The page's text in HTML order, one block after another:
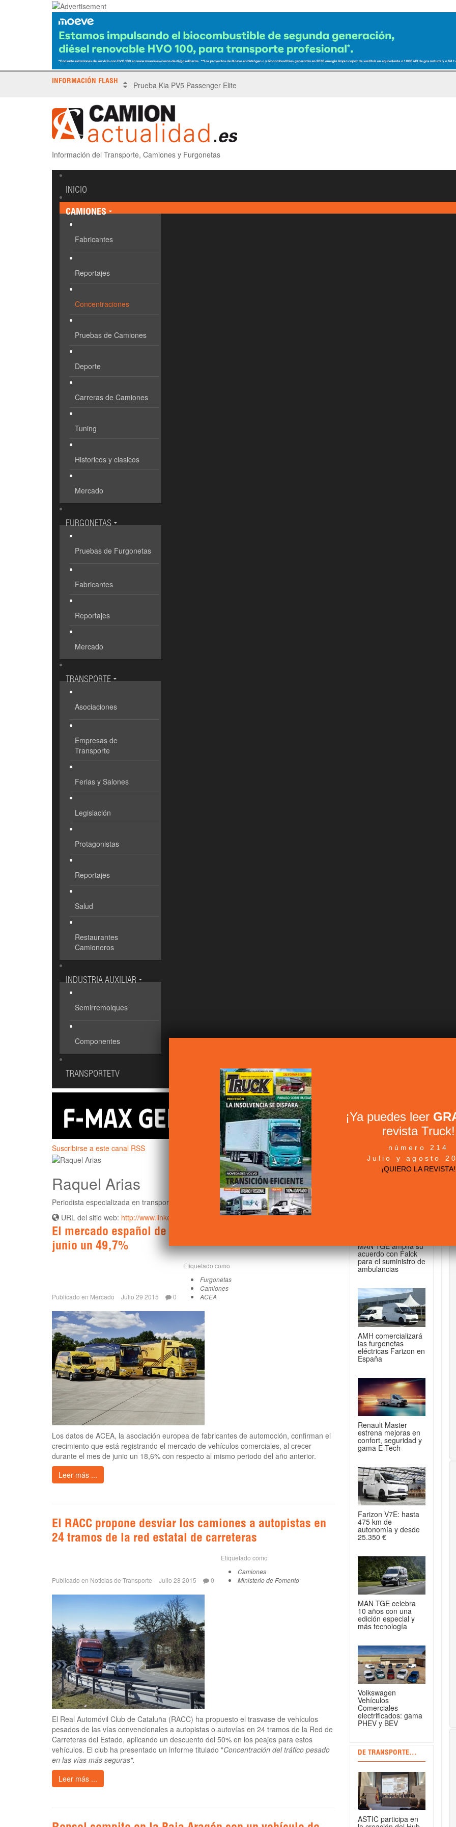
INFORMACIÓN FLASH X Tronada Almería | Encuentro del Pegaso Troner
Información del Transporte, Camiones y Furgonetas
INICIO
CAMIONES
Fabricantes
Reportajes
Concentraciones
Pruebas de Camiones
Deporte
Carreras de Camiones
Tuning
Historicos y clasicos
Mercado
FURGONETAS
Pruebas de Furgonetas
Fabricantes
Reportajes
Mercado
TRANSPORTE
Asociaciones
Empresas de
Transporte
Ferias y Salones
Legislación
Protagonistas
Reportajes
Salud
Restaurantes
Camioneros
INDUSTRIA AUXILIAR
Semirremolques
Componentes
TRANSPORTETV
Suscribirse a este canal RSS
Raquel Arias
Periodista especializada en transporte.
URL del sitio web: http://www.linkedin.com/pub/raquel-arias/6/b8a/8aa
El mercado español de camiones y furgonetas crece en
junio un 49,7%
Publicado en Mercado Julio 29 2015 0
Etiquetado como
Furgonetas
Camiones
ACEA
Los datos de ACEA, la asociación europea de fabricantes de automoción, confirman el
crecimiento que está registrando el mercado de vehículos comerciales, al crecer
durante el mes de junio un 18,6% con respecto al mismo periodo del año anterior.
Leer más ...
El RACC propone desviar los camiones a autopistas en
24 tramos de la red estatal de carreteras
Publicado en Noticias de Transporte Julio 28 2015 0
Etiquetado como
Camiones
Ministerio de Fomento
El Real Automóvil Club de Cataluña (RACC) ha propuesto el trasvase de vehículos
pesados de las vías convencionales a autopistas o autovías en 24 tramos de la Red de
Carreteras del Estado, aplicando un descuento del 50% en los peajes para estos
vehículos. El club ha presentado un informe titulado "Concentración del tráfico pesado
en las vías más seguras".
Leer más ...
+ NOTICIAS...
MAN TGE amplía su
acuerdo con Falck
para el suministro de
ambulancias
AMH comercializará
las furgonetas
eléctricas Farizon en
España
Renault Master
estrena mejoras en
confort, seguridad y
gama E-Tech
Farizon V7E: hasta
475 km de
autonomía y desde
25.350 €
MAN TGE celebra
10 años con una
edición especial y
más tecnología
Volkswagen
Vehículos
Comerciales
electrificados: gama
PHEV y BEV
DE TRANSPORTE...
ASTIC participa en
¡Ya puedes leer
revista Truck!
número 214
Julio y agosto
¡QUIERO LA REVISTA!